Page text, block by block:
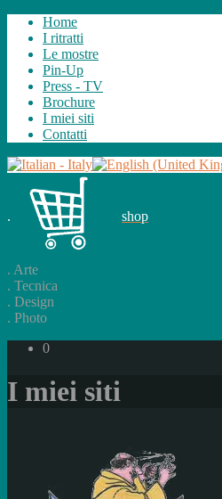
Home
I ritratti
Le mostre
Pin-Up
Press - TV
Brochure
I miei siti
Contatti
. shop
. Arte
. Tecnica
. Design
. Photo
0
I miei siti